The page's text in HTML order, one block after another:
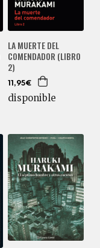
LA MUERTE DEL
COMENDADOR (LIBRO
2)
11,95€
disponible